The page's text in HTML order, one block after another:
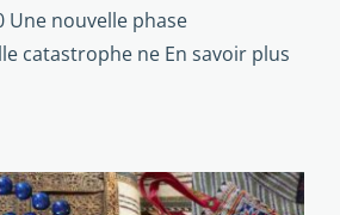
Une nouvelle phase
catastrophe ne En savoir plus